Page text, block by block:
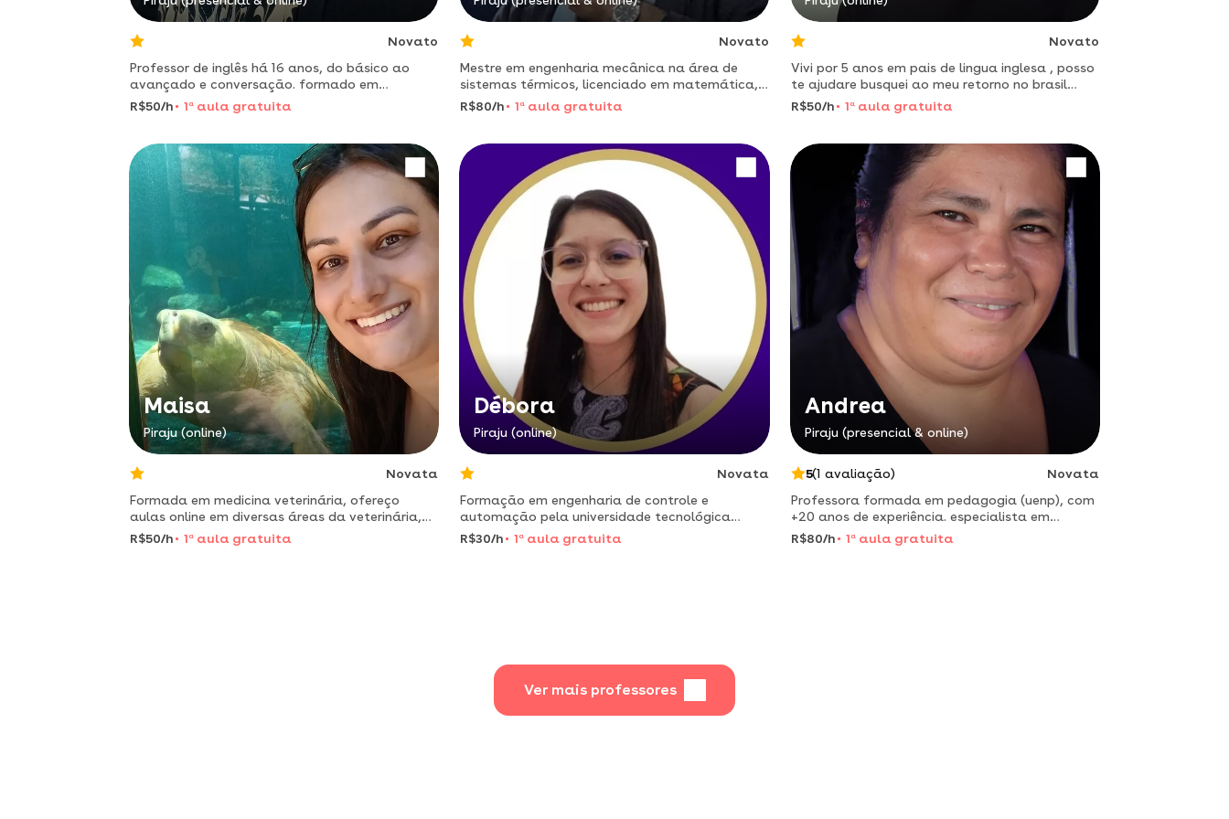
Novato
Professor de inglês há 16 anos, do básico ao
avançado e conversação. formado em
comércio exterior, mba em relações
internacionais, experiência em feiras
R$50/h 1 a aula gratuita
Novato
Mestre em engenharia mecânica na área de
sistemas térmicos, licenciado em matemática,
com 10 anos na gerência de manutenção de
uma indústria frigorifica de grande porte.
R$80/h 1 a aula gratuita
Novato
Vivi por 5 anos em pais de lingua inglesa , posso
te ajudare busquei ao meu retorno no brasil
formaçao em letras , conclui esse ano.
R$50/h 1 aaula gratuita
Maisa
Piraju (online)
Novata
Formada em medicina veterinária, ofereço
aulas online em diversas áreas da veterinária,
para estudantes e apaixonados por pets
R$50/h 1 a aula gratuita
Débora
Piraju (online)
Novata
Formação em engenharia de controle e
automação pela universidade tecnológica
federal do paraná e pós graduada em
engenharia de segurança do trabalho pela
R$30/h 1 a aula gratuita
Andrea
Piraju (presencial & online)
5(1 avaliação)
Novata
Professora formada em pedagogia (uenp), com
+20 anos de experiência. especialista em
educação especial (ênfase em di), ofereço
reforço adaptado, incluindo suporte para
R$80/h 1 aaula gratuita
Ver mais professores